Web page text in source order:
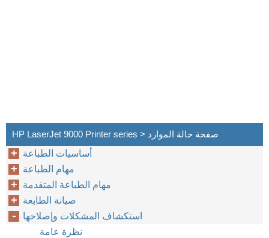
HP LaserJet 9000 Printer series > صفحة حالة الموارد
أساسيات الطباعة
مهام الطباعة
مهام الطباعة المتقدمة
صيانة الطابعة
استكشاف المشكلات وإصلاحها
نظرة عامة